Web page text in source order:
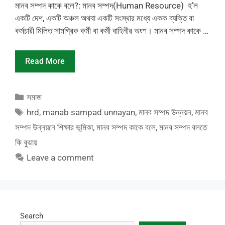
মানব সম্পদ কাকে বলে?: মানব সম্পদ(Human Resource) হ’ল
একটি দেশ, একটি অঞ্চল অথবা একটি সংস্থার মধ্যে একক ব্যক্তি বা
কর্মচারী মিলিত সামগ্রিক কর্মী বা কর্মী বাহিনীর অংশ। মানব সম্পদ কাকে …
Read More
Categories
সমাজ
Tags
hrd, manab sampad unnayan,মানব সম্পদ উন্নয়ন,মানব
সম্পদ উন্নয়নে শিক্ষার ভূমিকা, মানব সম্পদ কাকে বলে, মানব সম্পদ বলতে
কি বুঝায়
Leave a comment
Search